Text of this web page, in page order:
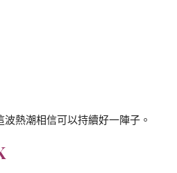
熱潮相信可以持續好一陣子。